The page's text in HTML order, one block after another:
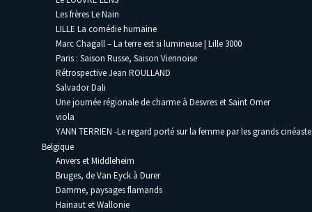
Les frères Le Nain
LILLE La comédie humaine
Marc Chagall – La terre est si lumineuse | Lille 3000
Paris : Saison Russe, Saison Viennoise
Rétrospective Jean ROULLAND
Salvador Dali
Une journée régionale de charme à Desvres et Saint Omer
viola
YANN TERRIEN -Le regard porté sur la femme par les grands
Belgique
Anvers et Middleheim
Bruges, de Van Eyck à Durer
Damme, paysages flamands
Hainaut et Wallonie